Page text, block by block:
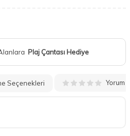
Plaj Çantası Hediye
Seçenekleri Yorum